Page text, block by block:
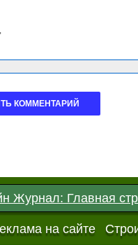
Журнал: Главная
на сайте